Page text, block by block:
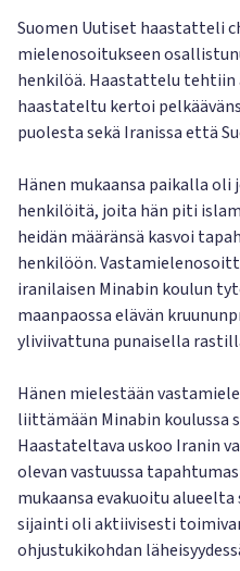
Suomen Uutiset haastatteli
mielenosoitukseen
henkilöä. Haastattelu tehtiin
haastateltu kertoi
puolesta sekä Iranissa että
Hänen mukaansa paikalla
henkilöitä, joita hän piti
heidän määränsä kasvoi
henkilöön.
iranilaisen Minabin koulun
maanpaossa elävän
yliviivattuna punaisella
Hänen mielestään
liittämään Minabin koulussa
Haastateltava uskoo Iranin
olevan vastuussa
mukaansa evakuoitu
sijainti oli aktiivisesti
ohjustukikohdan